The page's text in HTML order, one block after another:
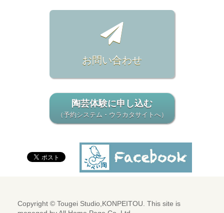
お問い合わせ
陶芸体験に申し込む
（予約システム・ウラカタサイトへ）
Copyright © Tougei Studio,KONPEITOU. This site is